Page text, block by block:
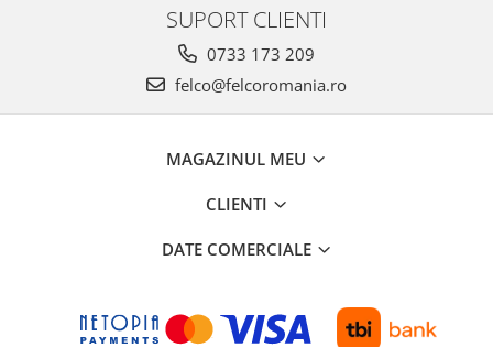
SUPORT CLIENTI
0733 173 209
felco@felcoromania.ro
MAGAZINUL MEU
CLIENTI
DATE COMERCIALE